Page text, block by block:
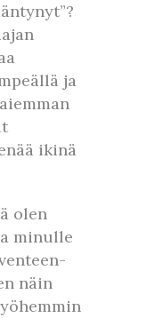
ja
ikinä
olen
minulle
näin